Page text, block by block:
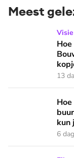
Meest
Hoe ziet de
13
Hoe overleef je
kun
6